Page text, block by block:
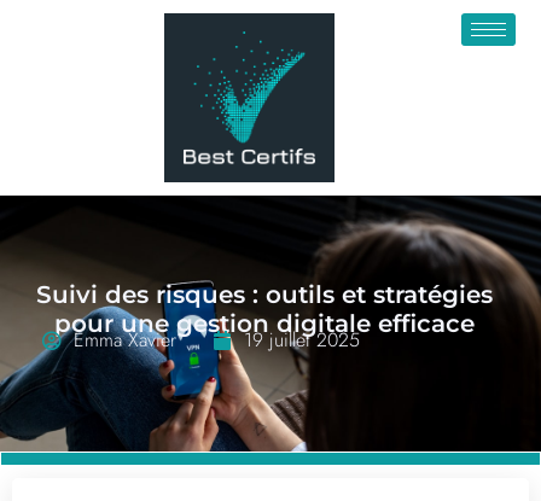
Suivi des risques : outils et stratégies
pour une gestion digitale efficace
Emma Xavier 19 juillet 2025